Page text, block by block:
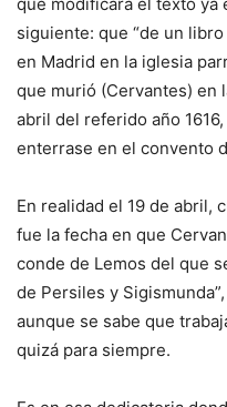
siguiente: que “de un
en Madrid en la iglesia
que murió (Cervantes) en
abril del referido año
enterrase en el convento
En realidad el 19 de abril,
fue la fecha en que
conde de Lemos del que
de Persiles y
aunque se sabe que
quizá para siempre.